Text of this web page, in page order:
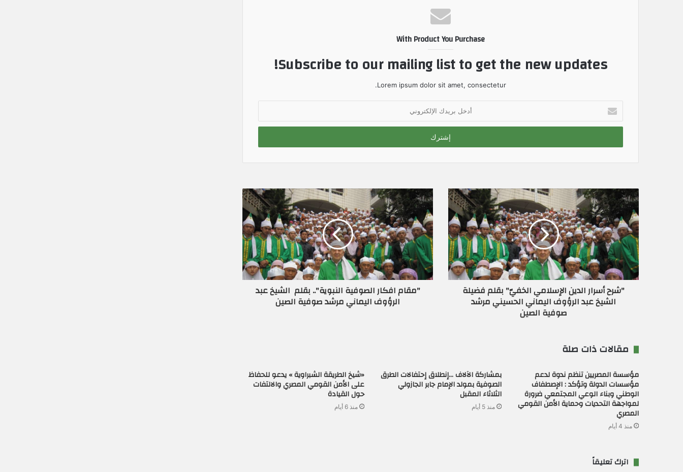
With Product You Purchase
Subscribe to our mailing list to get the new updates!
Lorem ipsum dolor sit amet, consectetur.
خ
ب
ك
ا
ل
إ
ل
ك
ت
ر
و
ن
"شرح أسرار الدين الإسلامي الخفيّ" بقلم فضيلة
الشيخ عبد الرؤوف اليماني الحسيني مرشد
صوفية الصين
"مقام افكار الصوفية النبوية".. بقلم الشيخ عبد
الرؤوف اليماني مرشد صوفية الصين
مقالات ذات صلة
مؤسسة المصريين تنظم ندوة لدعم
مؤسسات الدولة وتؤكد : الإصطفاف
الوطني وبناء الوعي المجتمعي ضرورة
لمواجهة التحديات وحماية الأمن القومي
المصري
منذ 4 أيام
بمشاركة الآلاف …إنطلاق إحتفالات الطرق
الصوفية بمولد الإمام جابر الجازولي
الثلاثاء المقبل
منذ 5 أيام
«شيخ الطريقة الشبراوية » يدعو للحفاظ
على الأمن القومي المصري والالتفات
حول القيادة
منذ 6 أيام
اترك تعليقاً